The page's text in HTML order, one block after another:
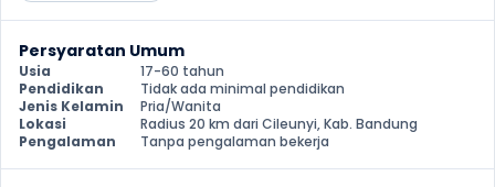
Persyaratan Umum
Usia
17-60 tahun
Pendidikan
Tidak ada minimal pendidikan
Jenis Kelamin
Pria/Wanita
Lokasi
Radius 20 km dari Cileunyi, Kab. Bandung
Pengalaman
Tanpa pengalaman bekerja